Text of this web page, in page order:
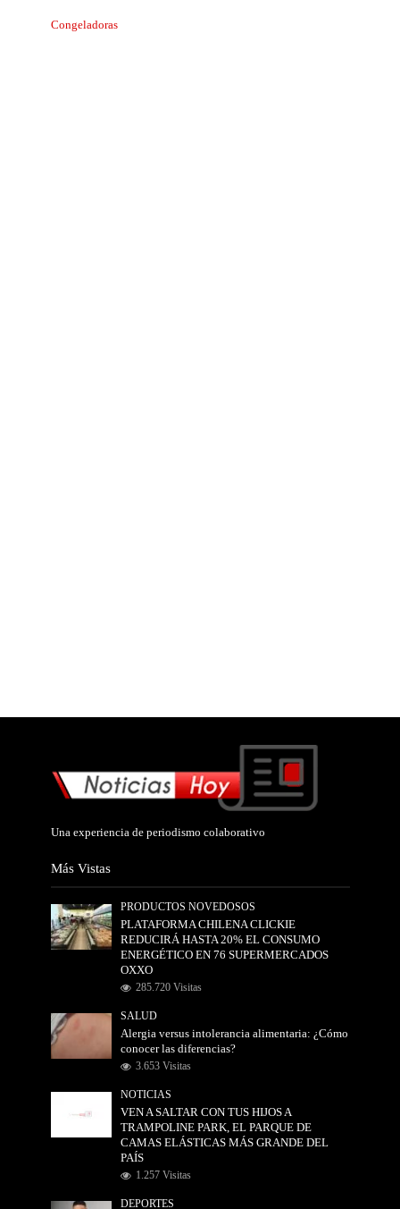
Congeladoras
Una experiencia de periodismo colaborativo
Más Vistas
PRODUCTOS NOVEDOSOS
PLATAFORMA CHILENA CLICKIE
REDUCIRÁ HASTA 20% EL CONSUMO
ENERGÉTICO EN 76 SUPERMERCADOS
OXXO
285.720 Visitas
SALUD
Alergia versus intolerancia alimentaria: ¿Cómo
conocer las diferencias?
3.653 Visitas
NOTICIAS
VEN A SALTAR CON TUS HIJOS A
TRAMPOLINE PARK, EL PARQUE DE
CAMAS ELÁSTICAS MÁS GRANDE DEL
PAÍS
1.257 Visitas
DEPORTES